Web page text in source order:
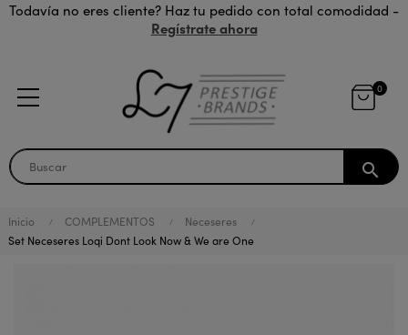
Todavía no eres cliente? Haz tu pedido con total comodidad -
Regístrate ahora
0
search
Inicio COMPLEMENTOS
Neceseres
Set Neceseres Loqi Dont Look Now & We are One